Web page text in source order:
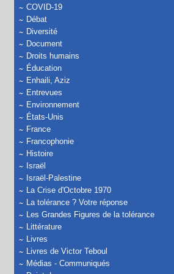
COVID-19
Débat
Diversité
Document
Droits humains
Éducation
Enhaili, Aziz
Entrevues
Environnement
États-Unis
France
Francophonie
Histoire
Israël
Israël-Palestine
La Crise d'Octobre 1970
La tolérance ? Votre réponse
Les Grandes Figures de la tolérance
Littérature
Livres
Livres de Victor Teboul
Médias - Communiqués